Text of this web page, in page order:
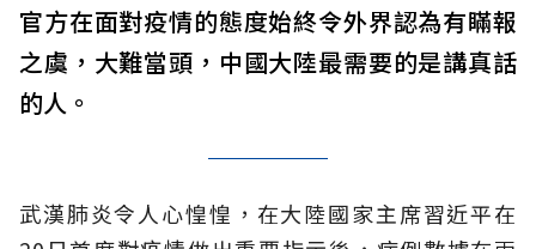
官方在面對疫情的態度始終令外界認為有瞞報
之虞，大難當頭，中國大陸最需要的是講真話
的人。
武漢肺炎令人心惶惶，在大陸國家主席習近平在